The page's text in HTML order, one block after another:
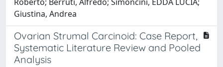
Giustina, Andrea
Ovarian Strumal Carcinoid: Case Report,
Systematic Literature Review and Pooled
Analysis